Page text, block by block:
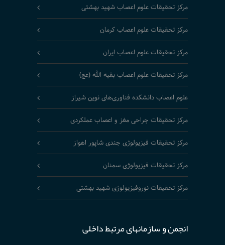
مرکز تحقیقات علوم اعصاب شهید بهشتی
مرکز تحقیقات علوم اعصاب کرمان
مرکز تحقیقات علوم اعصاب ایران
مرکز تحقیقات علوم اعصاب بقیه الله (عج)
علوم اعصاب دانشکده فناوری‌های نوین شیراز
مرکز تحقیقات جراحی مغز و اعصاب عملکردی
مرکز تحقیقات فیزیولوژی جندی شاپور اهواز
مرکز تحقیقات فیزیولوژی سمنان
مرکز تحقیقات نوروفیزیولوژی شهید بهشتی
انجمن و سازمانهای مرتبط داخلی